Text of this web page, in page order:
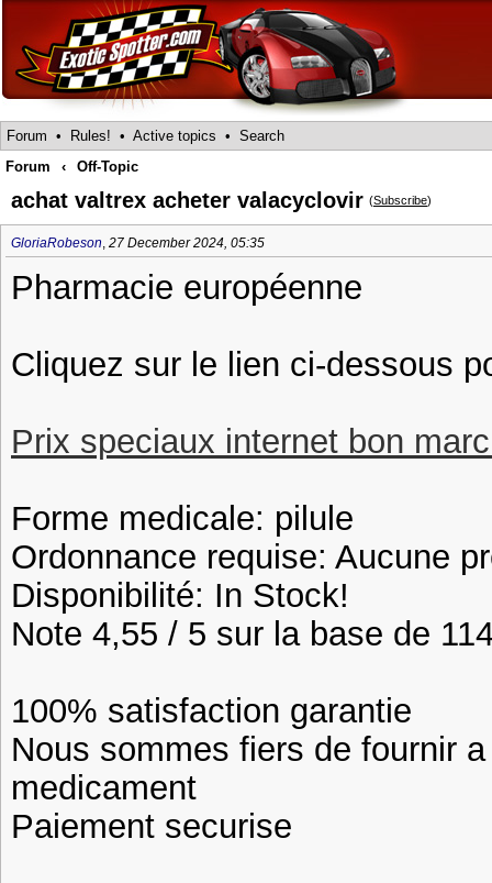
Forum • Rules! • Active topics • Search
Forum
‹ Off-Topic
achat valtrex acheter valacyclovir (Subscribe)
GloriaRobeson, 27 December 2024, 05:35
Pharmacie européenne
Cliquez sur le lien ci-dessous
Prix speciaux internet bon
Forme medicale: pilule
Ordonnance requise: Aucune
Disponibilité: In Stock!
Note 4,55 / 5 sur la base de
100% satisfaction garantie
Nous sommes fiers de fournir
medicament
Paiement securise